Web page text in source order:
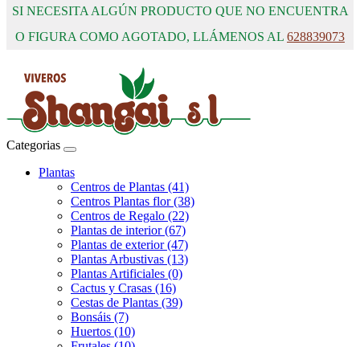
SI NECESITA ALGÚN PRODUCTO QUE NO ENCUENTRA
O FIGURA COMO AGOTADO, LLÁMENOS AL 628839073
Categorias
Plantas
Centros de Plantas (41)
Centros Plantas flor (38)
Centros de Regalo (22)
Plantas de interior (67)
Plantas de exterior (47)
Plantas Arbustivas (13)
Plantas Artificiales (0)
Cactus y Crasas (16)
Cestas de Plantas (39)
Bonsáis (7)
Huertos (10)